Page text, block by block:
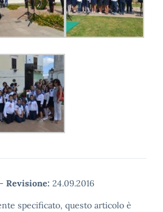
- Revisione: 24.09.2016
specificato, questo articolo è